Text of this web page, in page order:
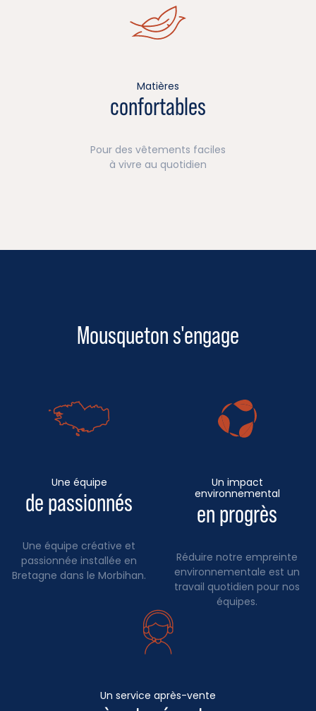
Matières
confortables
Pour des vêtements faciles
à vivre au quotidien
Mousqueton s'engage
Une équipe
de passionnés
Une équipe créative et
passionnée installée en
Bretagne dans le Morbihan.
Un impact
environnemental
en progrès
Réduire notre empreinte
environnementale est un
travail quotidien pour nos
équipes.
Un service après-vente